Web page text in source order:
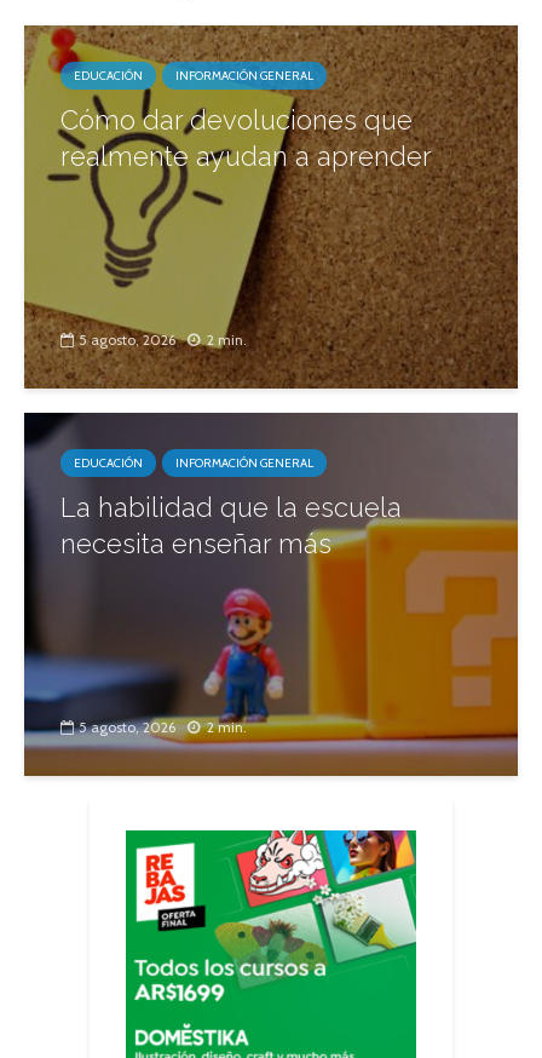
EDUCACIÓN INFORMACIÓN GENERAL
Cómo dar devoluciones que
realmente ayudan a aprender
5 agosto, 2026 2 min.
EDUCACIÓN INFORMACIÓN GENERAL
La habilidad que la escuela
necesita enseñar más
5 agosto, 2026 2 min.